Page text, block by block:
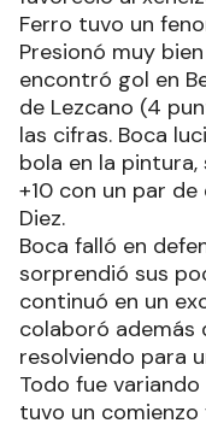
Ferro tuvo un
Presionó muy
encontró gol en
de Lezcano (4
las cifras. Boca
bola en la
+10 con un par
Diez.
Boca falló en
sorprendió sus
continuó en un
colaboró además
resolviendo para
Todo fue
tuvo un